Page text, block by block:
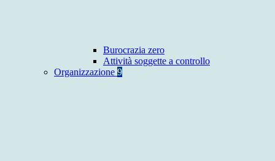
Burocrazia zero
Attività soggette a controllo
Organizzazione 9